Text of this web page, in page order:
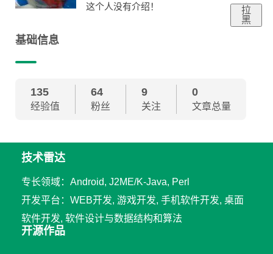
这个人没有介绍！
拉
黑
基础信息
135
经验值
64
粉丝
9
关注
0
文章总量
技术雷达
专长领域：Android, J2ME/K-Java, Perl
开发平台：WEB开发, 游戏开发, 手机软件开发, 桌面
软件开发, 软件设计与数据结构和算法
开源作品